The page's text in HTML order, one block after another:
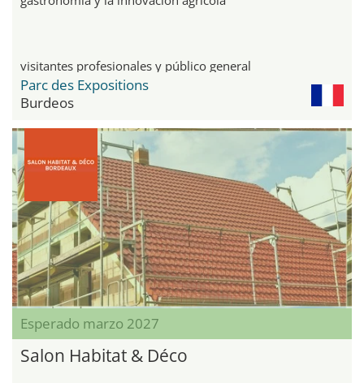
visitantes profesionales y público general
Parc des Expositions
Burdeos
Esperado marzo 2027
Salon Habitat & Déco